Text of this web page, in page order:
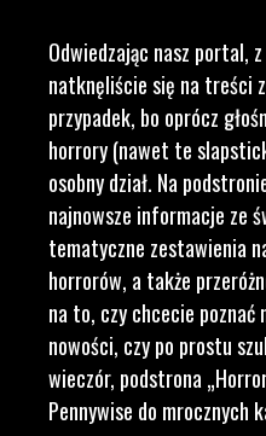
Odwiedzając nasz portal,
natknęliście się na treści
przypadek, bo oprócz
horrory (nawet te
osobny dział. Na
najnowsze informacje ze
tematyczne zestawienia
horrorów, a także
na to, czy chcecie poznać
nowości, czy po prostu
wieczór, podstrona
Pennywise do mrocznych